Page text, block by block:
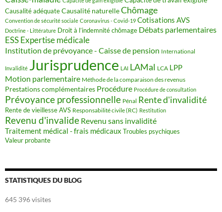
Causalité adéquate Causalité naturelleChômage
Convention de sécurité sociale Coronavirus - Covid-19 Cotisations AVS
Doctrine - Littérature Droit à l’indemnité chômage Débats parlementaires
ESSExpertise médicale
Institution de prévoyance - Caisse de pension International
Invalidité Jurisprudence LAI LAMal LCA LPP
Motion parlementaire Méthode de la comparaison des revenus
Prestations complémentaires Procédure Procédure de consultation
Prévoyance professionnelle Pénal Rente d'invalidité
Rente de vieillesse AVS Responsabilité civile (RC) Restitution
Revenu d'invalide Revenu sans invalidité
Traitement médical - frais médicaux Troubles psychiques
Valeur probante
STATISTIQUES DU BLOG
645 396 visites